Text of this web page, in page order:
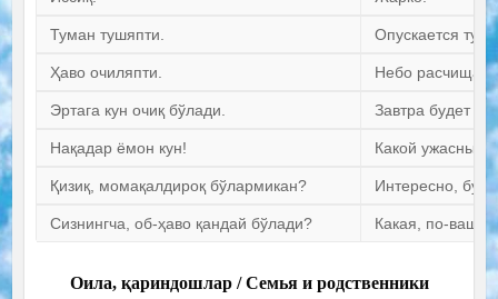
Туман тушяпти. Опускается
Ҳаво очиляпти. Небо
Эртага кун очиқ бўлади. Завтра будет
Нақадар ёмон кун! Какой ужасный
Қизиқ, момақалдироқ бўлармикан? Интересно,
Сизнингча, об-ҳаво қандай бўлади? Какая, по-
Оила, қариндошлар / Семья и родственники